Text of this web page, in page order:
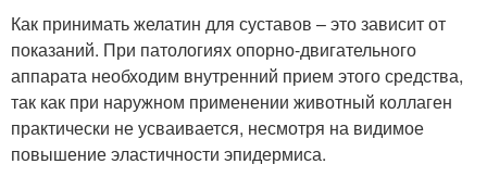
Как принимать желатин для суставов – это зависит от
показаний. При патологиях опорно-двигательного
аппарата необходим внутренний прием этого средства,
так как при наружном применении животный коллаген
практически не усваивается, несмотря на видимое
повышение эластичности эпидермиса.